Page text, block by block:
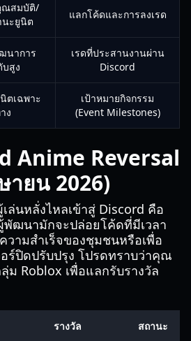
ณสมบัติ/
นะยูนิต
แลกโค้ดและการลงเรด
นาการ
บสูง
เรดที่ประสานงานผ่าน
Discord
ตเฉพาะ
ง
เป้าหมายกิจกรรม
(Event Milestones)
Anime Reversal
ายน 2026)
ล่นหลั่งไหลเข้าสู่ Discord คือ
พัฒนามักจะปล่อยโค้ดที่มีเวลา
วามสำเร็จของชุมชนหรือเพื่อ
อร์ปิดปรับปรุง โปรดทราบว่าคุณ
ม Roblox เพื่อแลกรับรางวัล
รางวัล สถานะ